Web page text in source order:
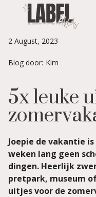
2 August, 2023
Blog door: Kim
5x leuke
Joepie de vakantie
weken lang geen
dingen. Heerlijk
pretpark, museum
uitjes voor de